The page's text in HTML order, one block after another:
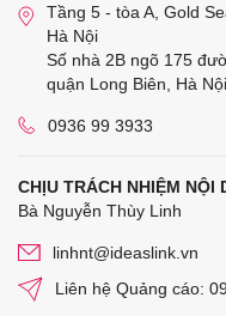
Tầng 5 - tòa A, Gold
Hà Nội
Số nhà 2B ngõ 175
quận Long Biên, Hà Nội
0936 99 3933
CHỊU TRÁCH NHIỆM NỘI
Bà Nguyễn Thùy Linh
linhnt@ideaslink.vn
Liên hệ Quảng cáo: